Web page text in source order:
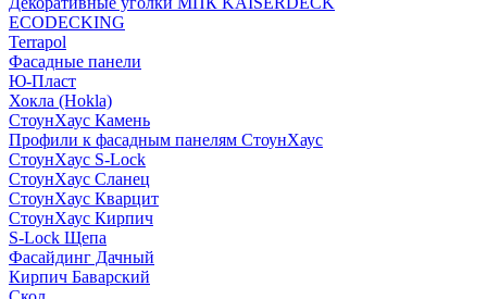
ECODECKING
Terrapol
Фасадные панели
Ю-Пласт
Хокла (Hokla)
СтоунХаус Камень
Профили к фасадным панелям СтоунХаус
СтоунХаус S-Lock
СтоунХаус Сланец
СтоунХаус Кварцит
СтоунХаус Кирпич
S-Lock Щепа
Фасайдинг Дачный
Кирпич Баварский